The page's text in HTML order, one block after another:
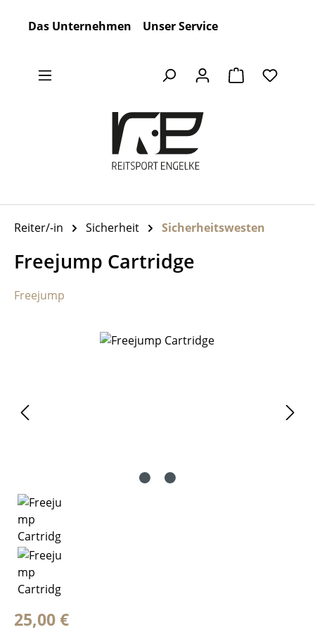
Das Unternehmen Unser Service
Warenkorb
Reiter/-in Sicherheit Sicherheitswesten
Freejump Cartridge
Freejump
Bildergalerie überspringen
Regulärer Preis:
25,00 €